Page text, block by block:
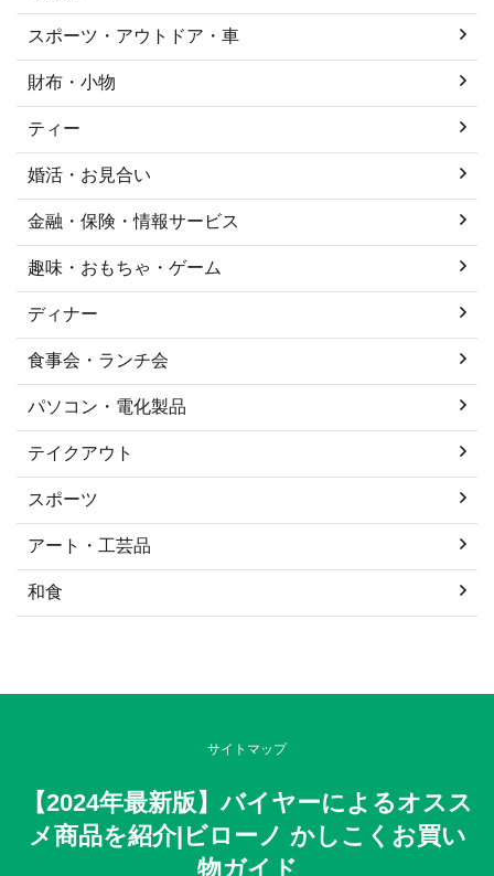
スポーツ・アウトドア・車
財布・小物
ティー
婚活・お見合い
金融・保険・情報サービス
趣味・おもちゃ・ゲーム
ディナー
食事会・ランチ会
パソコン・電化製品
テイクアウト
スポーツ
アート・工芸品
和食
サイトマップ
【2024年最新版】バイヤーによるオスス
メ商品を紹介|ビローノ かしこくお買い
物ガイド